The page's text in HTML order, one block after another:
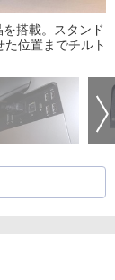
搭載。スタンド
位置までチルト